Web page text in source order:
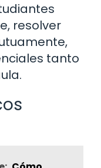
resolver
tanto